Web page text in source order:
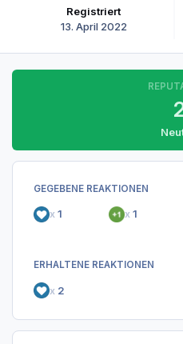
Registriert
13. April 2022
GEGEBENE REAKTIONEN
x 1 x 1
ERHALTENE REAKTIONEN
x 2